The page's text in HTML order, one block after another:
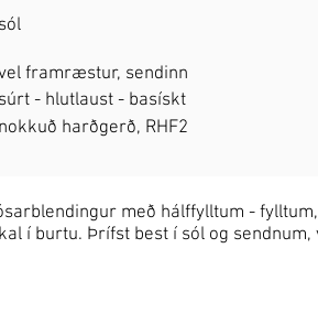
sól
framræstur, sendinn
súrt - hlutlaust - basískt
nokkuð harðgerð, RHF2
með hálffylltum -
í burtu. Þrífst best í sól og